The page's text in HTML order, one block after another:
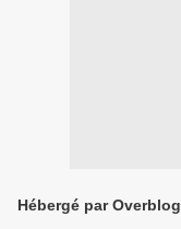
Hébergé par Overblog